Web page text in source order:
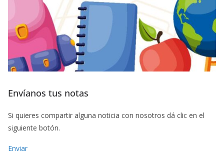
Envíanos tus notas
Si quieres compartir alguna noticia con nosotros dá clic en el
siguiente botón.
Enviar